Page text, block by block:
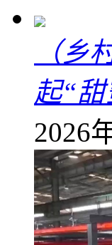
（乡
起“
2026